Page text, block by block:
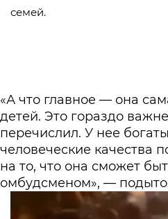
семей.
«А что главное — она
детей. Это гораздо
перечислил. У нее
человеческие качества
на то, что она сможет
омбудсменом», —